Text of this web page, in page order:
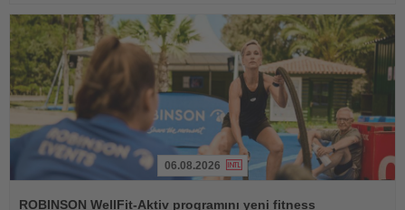
Oku
06.08.2026
ROBINSON WellFit-Aktiv programını yeni fitness